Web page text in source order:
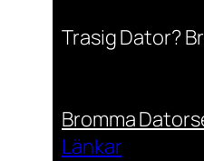
Trasig Dator?
Bromma
Länkar